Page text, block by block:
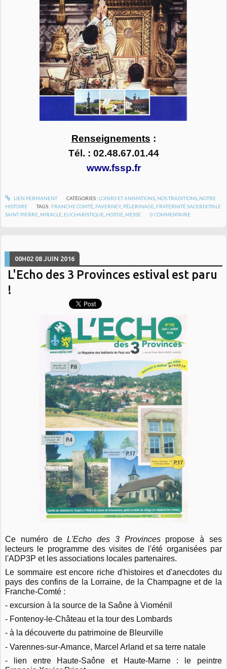
Renseignements :
Tél. : 02.48.67.01.44
www.fssp.fr
LIEN PERMANENT CATÉGORIES : LOISIRS ET ANIMATIONS, NOS TRADITIONS, NOTRE
HISTOIRE
TAGS : FRANCHE COMTÉ FAVERNEY, PÈLERINAGE FRATERNITÉ SACERDOTALE
SAINT PIERRE MIRACLE EUCHARISTIQUE HOSTIE MESSE 0 COMMENTAIRE
00H02 08 JUIN 2016
L'Echo des 3 Provinces estival est paru
!
Ce numéro deL'Echo des 3 Provincespropose à ses
lecteurs le programme des visites de l'été organisées par
l'ADP3P et les associations locales partenaires.
Le sommaire est encore riche d'histoires et d'anecdotes du
pays des confins de la Lorraine, de la Champagne et de la
Franche-Comté :
- excursion à la source de la Saône à Vioménil
- Fontenoy-le-Château et la tour des Lombards
- à la découverte du patrimoine de Bleurville
- Varennes-sur-Amance, Marcel Arland et sa terre natale
- lien entre Haute-Saône et Haute-Marne : le peintre